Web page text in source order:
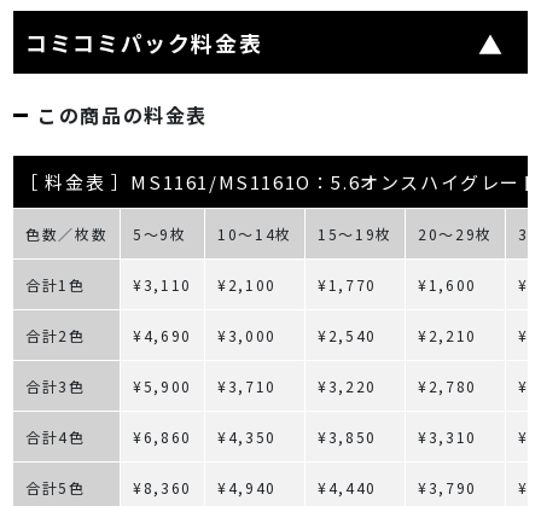
コミコミパック料金表
この商品の料金表
［ 料金表 ］MS1161/MS1161O：5.6オンスハイグレー
色数／枚数 5～9枚 10～14枚 15～19枚 20～29枚
合計1色 ¥3,110 ¥2,100 ¥1,770 ¥1,600
合計2色 ¥4,690 ¥3,000 ¥2,540 ¥2,210
合計3色 ¥5,900 ¥3,710 ¥3,220 ¥2,780
合計4色 ¥6,860 ¥4,350 ¥3,850 ¥3,310
合計5色 ¥8,360 ¥4,940 ¥4,440 ¥3,790